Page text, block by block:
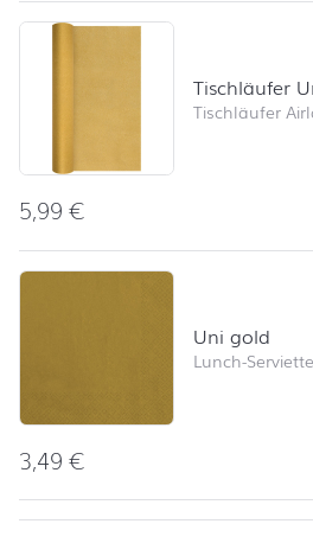
Tischläufer
Tischläufer
5,99€
Uni gold
Lunch-
3,49€